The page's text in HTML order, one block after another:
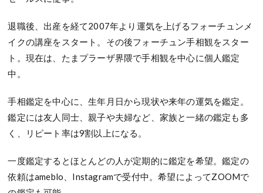
退職後、出産を経て2007年より運気を上げるフォーチュンメ
イクの講座をスタート。その後フォーチュン手相観をスター
ト。現在は、たまプラーザ界隈で手相観を中心に個人鑑定
中。
手相鑑定を中心に、生年月日から現状や来年の運気を鑑定。
鑑定には友人同士、親子や夫婦など、家族と一緒の鑑定も多
く、リピート率は9割以上になる。
一度鑑定するとほとんどの人が定期的に鑑定を希望。鑑定の
依頼はameblo、Instagramで受付中。希望によってZOOMで